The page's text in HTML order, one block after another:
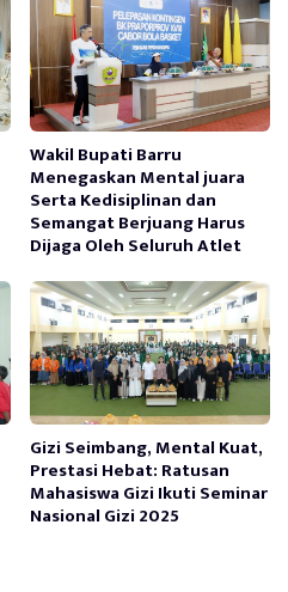
Wakil Bupati Barru
Menegaskan Mental juara
Serta Kedisiplinan dan
Semangat Berjuang Harus
Dijaga Oleh Seluruh Atlet
Gizi Seimbang, Mental Kuat,
Prestasi Hebat: Ratusan
Mahasiswa Gizi Ikuti Seminar
Nasional Gizi 2025